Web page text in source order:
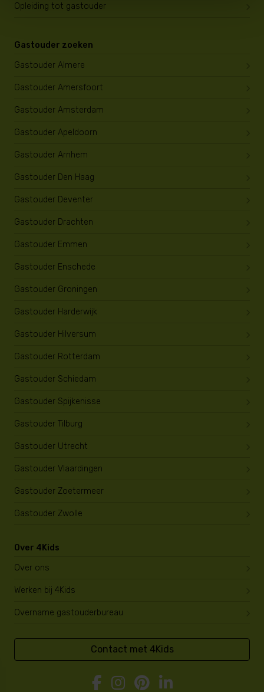
Opleiding tot gastouder
Gastouder zoeken
Gastouder Almere
Gastouder Amersfoort
Gastouder Amsterdam
Gastouder Apeldoorn
Gastouder Arnhem
Gastouder Den Haag
Gastouder Deventer
Gastouder Drachten
Gastouder Emmen
Gastouder Enschede
Gastouder Groningen
Gastouder Harderwijk
Gastouder Hilversum
Gastouder Rotterdam
Gastouder Schiedam
Gastouder Spijkenisse
Gastouder Tilburg
Gastouder Utrecht
Gastouder Vlaardingen
Gastouder Zoetermeer
Gastouder Zwolle
Over 4Kids
Over ons
Werken bij 4Kids
Overname gastouderbureau
Contact met 4Kids